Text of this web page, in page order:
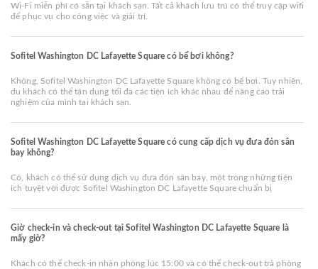
Wi-Fi miễn phí có sẵn tại khách sạn. Tất cả khách lưu trú có thể truy cập wifi
để phục vụ cho công việc và giải trí.
Sofitel Washington DC Lafayette Square có bể bơi không?
Không, Sofitel Washington DC Lafayette Square không có bể bơi. Tuy nhiên,
du khách có thể tận dụng tối đa các tiện ích khác nhau để nâng cao trải
nghiệm của mình tại khách sạn.
Sofitel Washington DC Lafayette Square có cung cấp dịch vụ đưa đón sân
bay không?
Có, khách có thể sử dụng dịch vụ đưa đón sân bay, một trong những tiện
ích tuyệt vời được Sofitel Washington DC Lafayette Square chuẩn bị
Giờ check-in và check-out tại Sofitel Washington DC Lafayette Square là
mấy giờ?
Khách có thể check-in nhận phòng lúc 15:00 và có thể check-out trả phòng